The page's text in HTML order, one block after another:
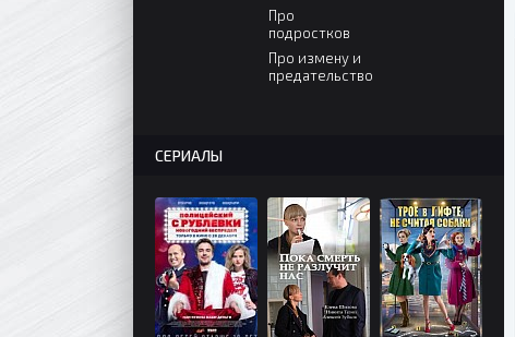
Про
подростков
Про измену и
предательство
СЕРИАЛЫ